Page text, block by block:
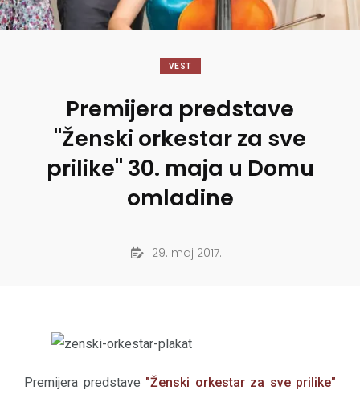
VEST
Premijera predstave
"Ženski orkestar za sve
prilike" 30. maja u Domu
omladine
29. maj 2017.
Premijera predstave "Ženski orkestar za sve prilike"